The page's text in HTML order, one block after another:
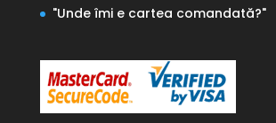
"Unde îmi e cartea comandată?"